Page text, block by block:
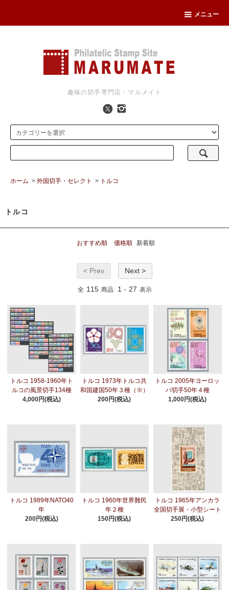
メニュー
趣味の切手専門店・マルメイト
ホーム > 外国切手・セレクト > トルコ
トルコ
おすすめ順 価格順 新着順
< Prev Next >
全 115 商品 1 - 27 表示
トルコ 1958-1960年ト
ルコの風景切手134種
4,000円(税込)
トルコ 1973年トルコ共
和国建国50年３種（※）
200円(税込)
トルコ 2005年ヨーロッ
パ切手50年４種
1,000円(税込)
トルコ 1989年NATO40
年
200円(税込)
トルコ 1960年世界難民
年２種
150円(税込)
トルコ 1965年アンカラ
全国切手展・小型シート
250円(税込)